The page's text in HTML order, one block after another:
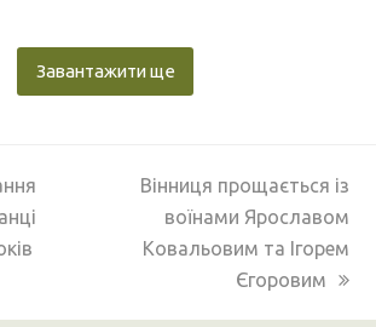
Завантажити ще
next
post:
Вінниця прощається із
воїнами Ярославом
Ковальовим та Ігорем
Єгоровим